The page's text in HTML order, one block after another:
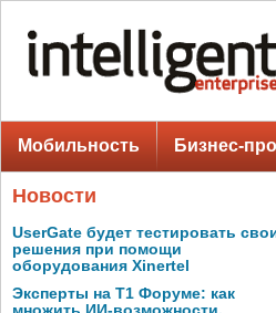
Мобильность Бизнес-
Новости
UserGate будет тестировать
решения при помощи
оборудования Xinertel
Эксперты на Т1 Форуме: как